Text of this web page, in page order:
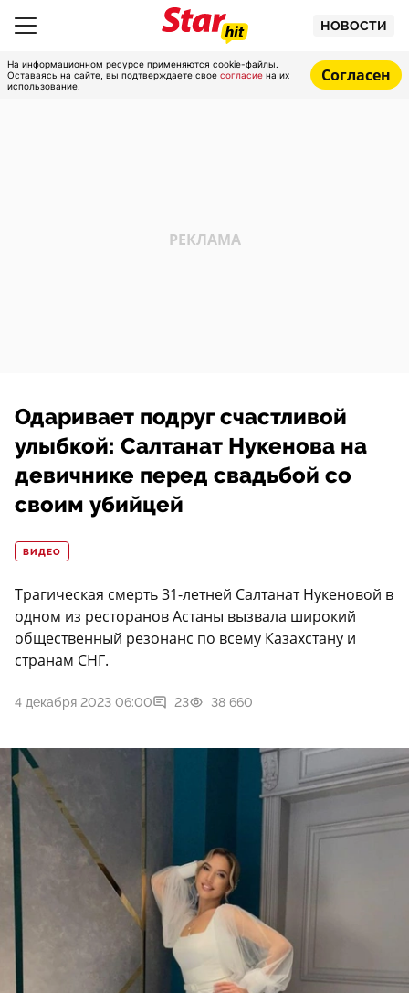
НОВОСТИ
На информационном ресурсе применяются cookie-файлы.
Оставаясь на сайте, вы подтверждаете свое согласие на их
использование.
Согласен
Одаривает подруг счастливой
улыбкой: Салтанат Нукенова на
девичнике перед свадьбой со
своим убийцей
ВИДЕО
Трагическая смерть 31-летней Салтанат Нукеновой в
одном из ресторанов Астаны вызвала широкий
общественный резонанс по всему Казахстану и
странам СНГ.
4 декабря 2023 06:00 23 38 660